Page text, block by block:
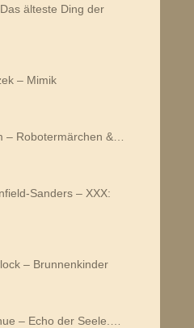
älteste Ding der
– Mimik
– Robotermärchen &…
Sanders – XXX:
– Brunnenkinder
– Echo der Seele.…